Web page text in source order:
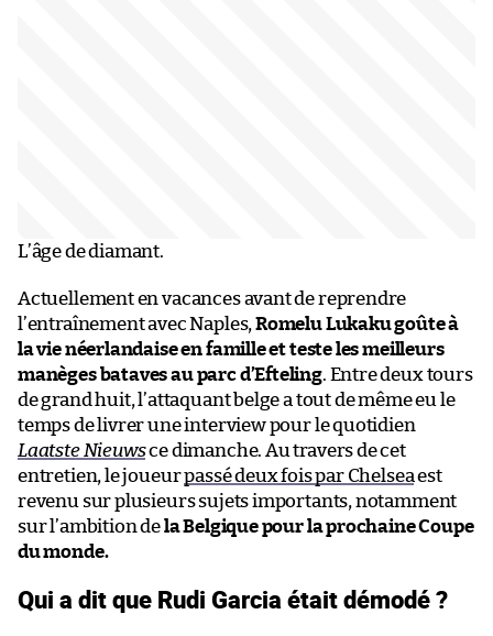
L’âge de diamant.
Actuellement en vacances avant de reprendre
l’entraînement avec Naples, Romelu Lukaku goûte à
la vie néerlandaise en famille et teste les meilleurs
manèges bataves au parc d’Efteling. Entre deux tours
de grand huit, l’attaquant belge a tout de même eu le
temps de livrer une interview pour le quotidien
Laatste Nieuwsce dimanche. Au travers de cet
entretien, le joueurpassé deux fois par Chelseaest
revenu sur plusieurs sujets importants, notamment
sur l’ambition dela Belgique pour la prochaine Coupe
du monde.
Qui a dit que Rudi Garcia était démodé ?